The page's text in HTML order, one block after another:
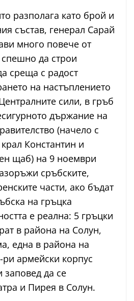
разполага като брой и
състав, генерал Сарай
много повече от
да строи
среща с радост
на настъплението
сили, в гръб
държание на
(начело с
Константин и
щаб) на 9 ноември
сръбските,
части, ако бъдат
на гръцка
е реална: 5 гръцки
в района на Солун,
една в района на
армейски корпус
заповед да се
и Пирея в Солун.